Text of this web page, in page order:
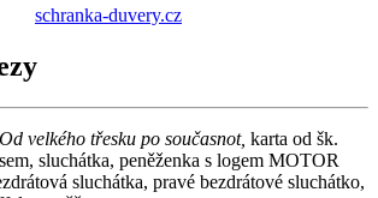
schranka-duvery.cz
velkého třesku po současnot, karta od šk.
sluchátka, peněženka s logem MOTOR
sluchátka, pravé bezdrátové sluchátko,